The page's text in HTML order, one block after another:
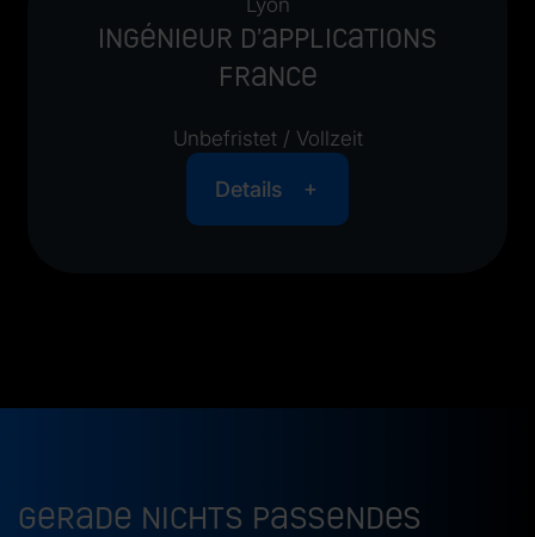
Ingénieur d’applications
France
Unbefristet / Vollzeit
Details
Gerade nichts passendes